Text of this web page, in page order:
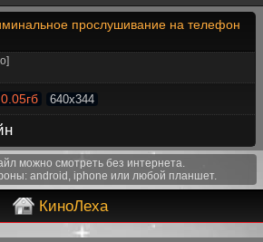
прослушивание на телефон
0.05гб 640x344
можно смотреть без интернета.
android, iphone или любой планшет.
КиноЛеха